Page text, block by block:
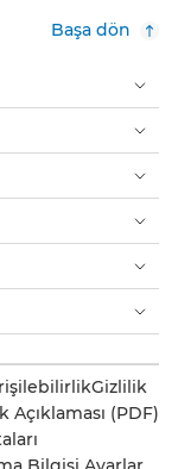
Başa dön
Gizlilik
(PDF)